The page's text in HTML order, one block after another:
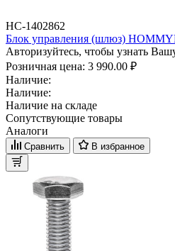
НС-1402862
Блок управления (шлюз)
Авторизуйтесь, чтобы узнать
Розничная цена: 3 990.00 ₽
Наличие:
Наличие:
Наличие на складе
Сопутствующие товары
Аналоги
Сравнить В избранное